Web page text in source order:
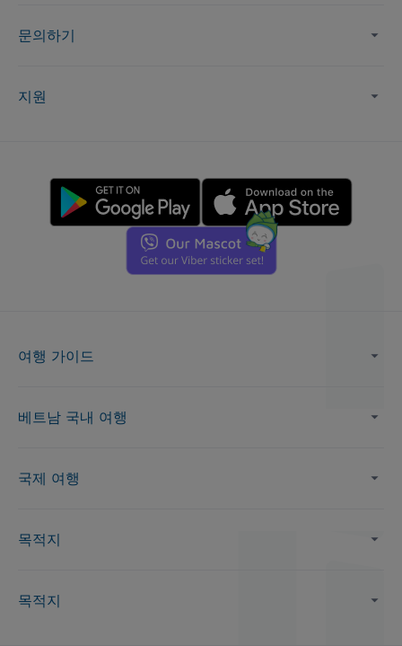
문의하기
지원
여행 가이드
베트남 국내 여행
국제 여행
목적지
목적지